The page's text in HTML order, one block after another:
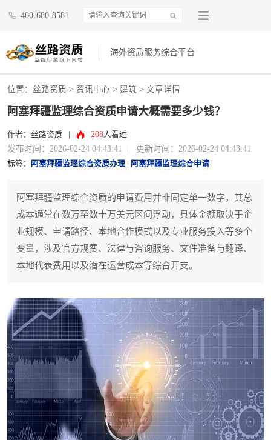
400-680-8581
海外资质服务综合平台
位置： 丝路资质 > 资讯中心 > 建筑 > 文章详情
阿塞拜疆监理综合资质申请大概需要多少钱？
作者：丝路资质 208人看过
发布时间：2026-02-24 04:43:41 更新时间：2026-02-24 04:43:41
标签： 阿塞拜疆监理综合资质办理 阿塞拜疆监理综合申请
阿塞拜疆监理综合资质的申请费用并非固定单一数字，其总
成本通常在数万至数十万美元区间浮动，具体金额取决于企
业规模、申请路径、本地合作模式以及专业服务投入等多个
变量，涉及官方规费、法律与咨询服务、文件准备与翻译、
本地代表费用以及潜在运营成本等综合开支。